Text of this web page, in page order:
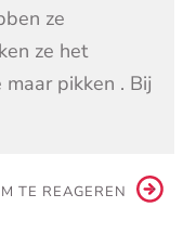
ze
ze het
pikken . Bij
TE REAGEREN